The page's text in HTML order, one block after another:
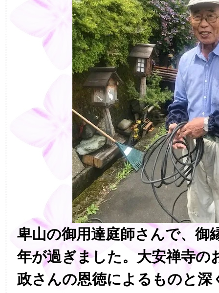
卑山の御用達庭師さんで、御
年が過ぎました。大安禅寺の
政さんの恩徳によるものと深